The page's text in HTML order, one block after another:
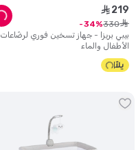
بيبي بريزا - جهاز تسخين فوري لرضّاعات
الأطفال والماء
ê 219
ê
330
34